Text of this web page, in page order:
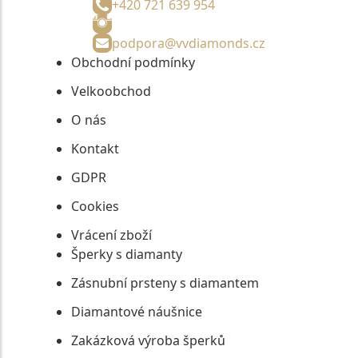
+420 721 639 954
podpora@vvdiamonds.cz
Obchodní podmínky
Velkoobchod
O nás
Kontakt
GDPR
Cookies
Vrácení zboží
Šperky s diamanty
Zásnubní prsteny s diamantem
Diamantové náušnice
Zakázková výroba šperků